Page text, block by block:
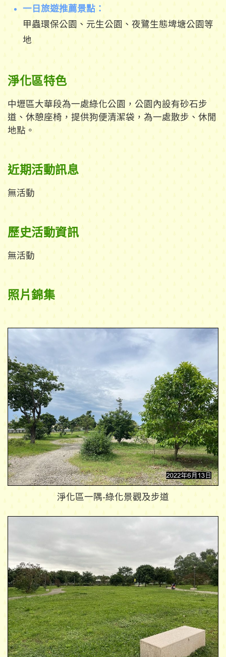
一日旅遊推薦景點：
甲蟲環保公園、元生公園、夜鷺生態埤塘公園等
地
淨化區特色
中壢區大華段為一處綠化公園，公園內設有砂石步
道、休憩座椅，提供狗便清潔袋，為一處散步、休閒
地點。
近期活動訊息
無活動
歷史活動資訊
無活動
照片錦集
淨化區一隅-綠化景觀及步道